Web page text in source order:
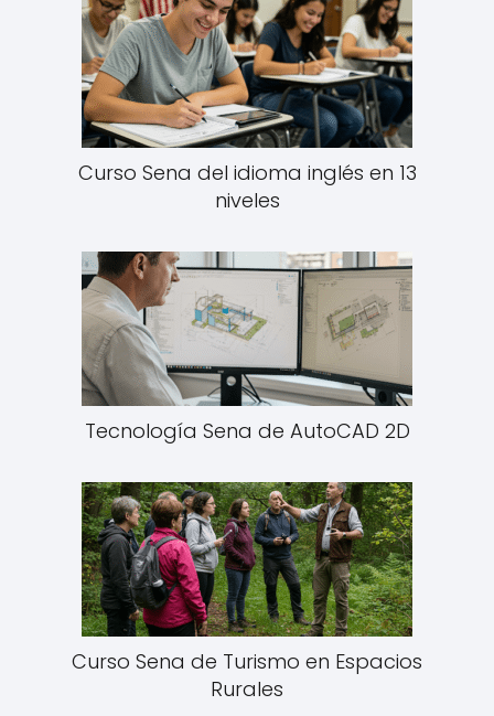
Curso Sena del idioma inglés en 13
niveles
Tecnología Sena de AutoCAD 2D
Curso Sena de Turismo en Espacios
Rurales